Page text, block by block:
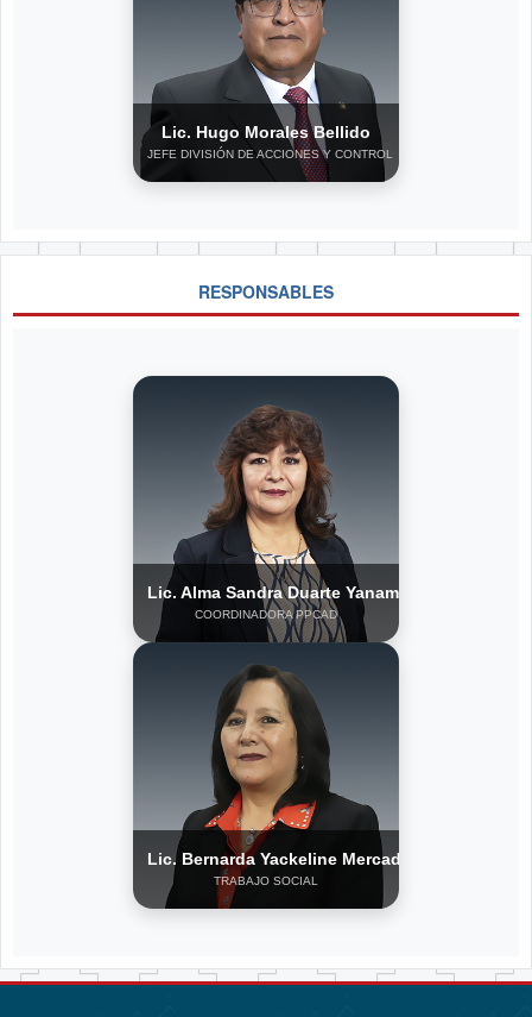
Lic. Hugo Morales Bellido
JEFE DIVISIÓN DE ACCIONES Y CONTROL
RESPONSABLES
Lic. Alma Sandra Duarte Yanamo
COORDINADORA PPCAD
Lic. Bernarda Yackeline Mercado Illanes
TRABAJO SOCIAL